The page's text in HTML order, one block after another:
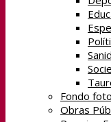
Fondo
Obras